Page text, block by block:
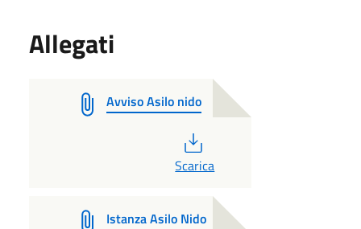
Allegati
Avviso Asilo nido
Scarica
Istanza Asilo Nido